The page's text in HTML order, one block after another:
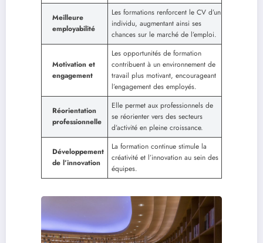
Meilleure
employabilité
Les formations renforcent le CV d’un
individu, augmentant ainsi ses
chances sur le marché de l’emploi.
Motivation et
engagement
Les opportunités de formation
contribuent à un environnement de
travail plus motivant, encourageant
l’engagement des employés.
Réorientation
professionnelle
Elle permet aux professionnels de
se réorienter vers des secteurs
d’activité en pleine croissance.
Développement
de l’innovation
La formation continue stimule la
créativité et l’innovation au sein des
équipes.